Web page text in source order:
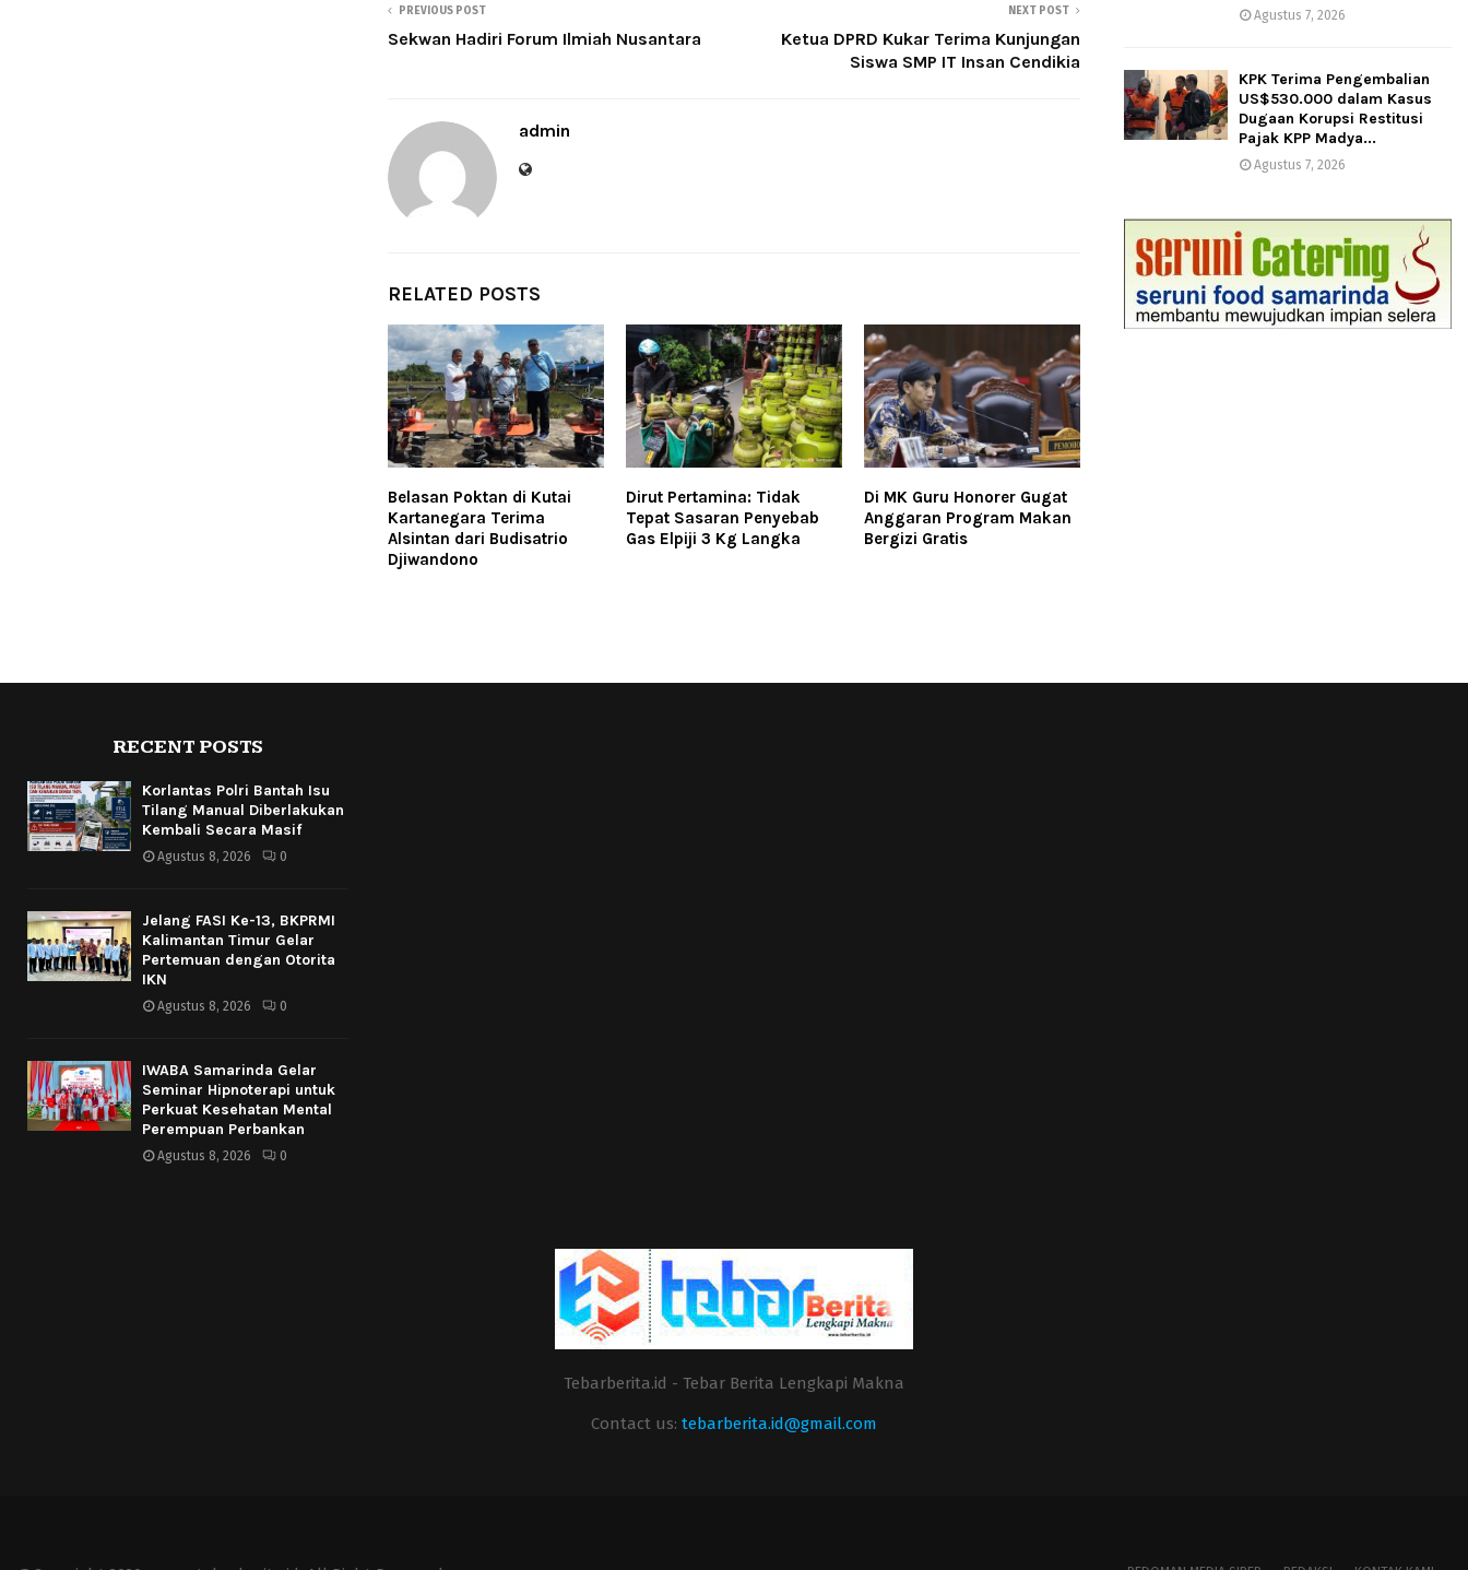
PREVIOUS POST
Sekwan Hadiri Forum Ilmiah Nusantara
NEXT POST
Ketua DPRD Kukar Terima Kunjungan
Siswa SMP IT Insan Cendikia
admin
RELATED POSTS
Belasan Poktan di Kutai
Kartanegara Terima
Alsintan dari Budisatrio
Djiwandono
Dirut Pertamina: Tidak
Tepat Sasaran Penyebab
Gas Elpiji 3 Kg Langka
Di MK Guru Honorer Gugat
Anggaran Program Makan
Bergizi Gratis
Agustus 7, 2026
KPK Terima Pengembalian
US$530.000 dalam Kasus
Dugaan Korupsi Restitusi
Pajak KPP Madya...
Agustus 7, 2026
RECENT POSTS
Korlantas Polri Bantah Isu
Tilang Manual Diberlakukan
Kembali Secara Masif
Agustus 8, 2026 0
Jelang FASI Ke-13, BKPRMI
Kalimantan Timur Gelar
Pertemuan dengan Otorita
IKN
Agustus 8, 2026 0
IWABA Samarinda Gelar
Seminar Hipnoterapi untuk
Perkuat Kesehatan Mental
Perempuan Perbankan
Agustus 8, 2026 0
Tebarberita.id - Tebar Berita Lengkapi Makna
Contact us: tebarberita.id@gmail.com